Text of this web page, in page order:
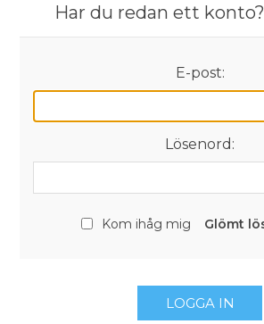
Har du redan ett
E-post:
Lösenord:
Kom ihåg mig Glömt
LOGGA IN